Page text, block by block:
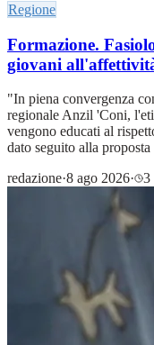
Regione
Formazione.
giovani
"In piena convergenza
regionale Anzil 'Coni,
vengono educati al
dato seguito alla
redazione·8 ago 2026· 3